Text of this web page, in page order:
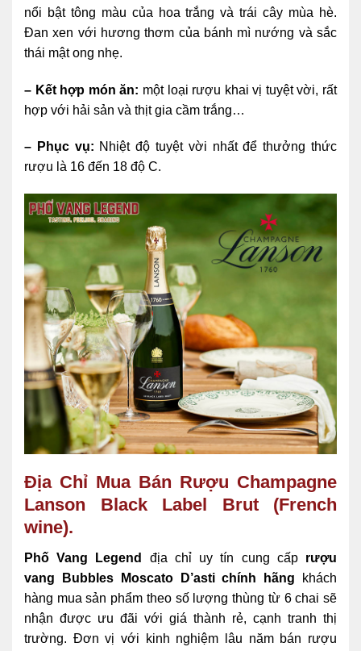
nổi bật tông màu của hoa trắng và trái cây mùa hè.
Đan xen với hương thơm của bánh mì nướng và sắc
thái mật ong nhẹ.
– Kết hợp món ăn: một loại rượu khai vị tuyệt vời, rất
hợp với hải sản và thịt gia cầm trắng…
– Phục vụ: Nhiệt độ tuyệt vời nhất để thưởng thức
rượu là 16 đến 18 độ C.
Địa Chỉ Mua Bán Rượu Champagne
Lanson Black Label Brut (French
wine).
Phố Vang Legend địa chỉ uy tín cung cấp rượu
vang Bubbles Moscato D’asti chính hãng khách
hàng mua sản phẩm theo số lượng thùng từ 6 chai sẽ
nhận được ưu đãi với giá thành rẻ, cạnh tranh thị
trường. Đơn vị với kinh nghiệm lâu năm bán rượu